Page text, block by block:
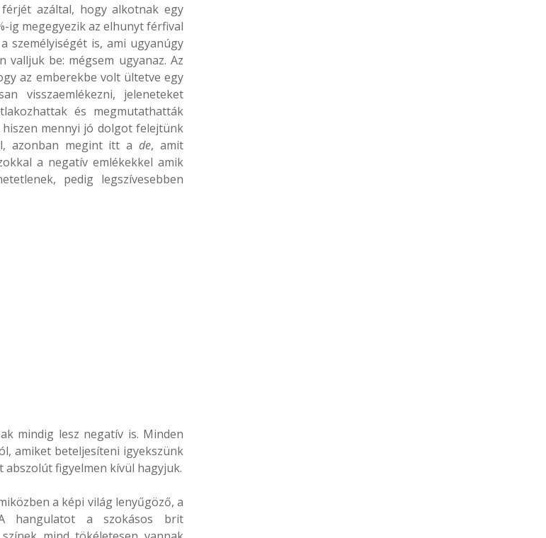
azáltal, hogy alkotnak egy
ig megegyezik az elhunyt férfival
személyiségét is, ami ugyanúgy
valljuk be: mégsem ugyanaz. Az
az emberekbe volt ültetve egy
visszaemlékezni, jeleneteket
és megmutathatták
mennyi jó dolgot felejtünk
azonban megint itt ade, amit
a negatív emlékekkel amik
pedig legszívesebben
mindig lesz negatív is. Minden
amiket beteljesíteni igyekszünk
figyelmen kívül hagyjuk.
a képi világ lenyűgöző, a
hangulatot a szokásos brit